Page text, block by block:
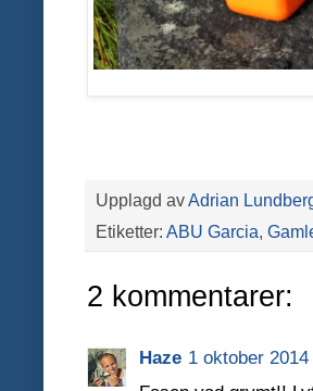
Upplagd avAdrian
Etiketter: ABU Garcia,
2 kommentarer:
Haze 1 oktober